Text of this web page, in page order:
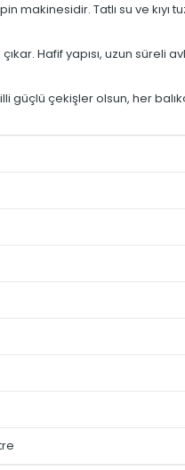
Tatlı su ve kıyı
Hafif yapısı, uzun
çekişler olsun, her